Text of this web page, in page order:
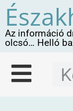
Az információ
olcsó… Helló